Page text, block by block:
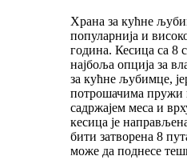
Храна за кућне
популарнија и
година. Кесица са 8
најбоља опција за
за кућне љубимце,
потрошачима пружи
садржајем меса и
кесица је
бити затворена 8
може да поднесе